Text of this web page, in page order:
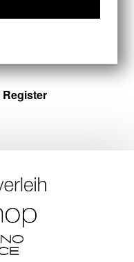
Register